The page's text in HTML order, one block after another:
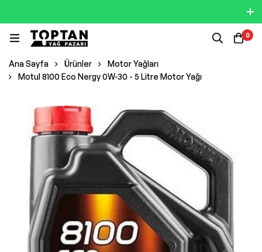
0
Ana Sayfa Ürünler
Motor Yağları
Motul 8100 Eco Nergy 0W-30 - 5 Litre Motor Yağı